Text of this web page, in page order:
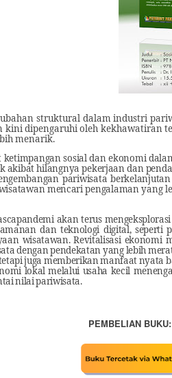
struktural dalam industri
kini dipengaruhi oleh kekhawatiran
menarik.
sosial dan ekonomi
akibat hilangnya pekerjaan dan
pariwisata
mencari pengalaman yang
akan terus
dan teknologi digital,
wisatawan. Revitalisasi
dengan pendekatan yang lebih
juga memberikan manfaat nyata
lokal melalui usaha kecil
nilai pariwisata.
PEMBELIAN BUKU: